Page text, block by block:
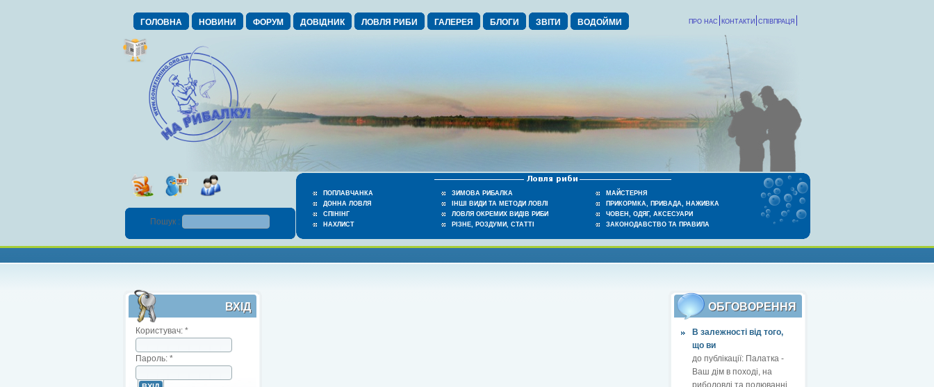
ГОЛОВНА НОВИНИ ФОРУМ ДОВІДНИК ЛОВЛЯ РИБИ ГАЛЕРЕЯ БЛОГИ ЗВІТИ ВОДОЙМИ СПІВПРАЦЯ
КОНТАКТИ
ПРО НАС
ПОПЛАВЧАНКА
ДОННА ЛОВЛЯ
СПІНІНГ
НАХЛИСТ
ЗИМОВА РИБАЛКА
ІНШІ ВИДИ ТА МЕТОДИ ЛОВЛІ
ЛОВЛЯ ОКРЕМИХ ВИДІВ РИБИ
РІЗНЕ, РОЗДУМИ, СТАТТІ
МАЙСТЕРНЯ
ПРИКОРМКА, ПРИВАДА, НАЖИВКА
ЧОВЕН, ОДЯГ, АКСЕСУАРИ
ЗАКОНОДАВСТВО ТА ПРАВИЛА
Пошук :
ВХІД
Користувач: *
Пароль: *
ОБГОВОРЕННЯ
В залежності від того,
що ви
до публікації: Палатка -
Ваш дім в поході, на
риболовлі та полюванні